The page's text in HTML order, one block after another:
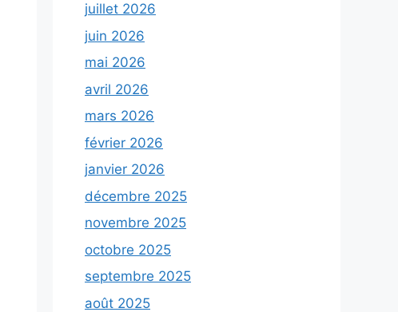
juillet 2026
juin 2026
mai 2026
avril 2026
mars 2026
février 2026
janvier 2026
décembre 2025
novembre 2025
octobre 2025
septembre 2025
août 2025